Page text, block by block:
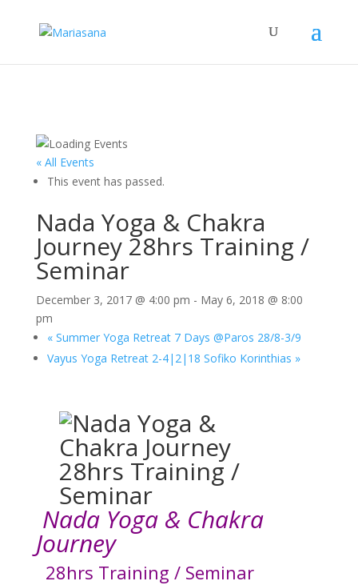
« All Events
This event has passed.
Nada Yoga & Chakra
Journey 28hrs Training /
Seminar
December 3, 2017 @ 4:00 pm - May 6, 2018 @ 8:00
pm
«Summer Yoga Retreat 7 Days @Paros 28/8-3/9
Vayus Yoga Retreat 2-4|2|18 Sofiko Korinthias »
Nada Yoga & Chakra
Journey
28hrs Training / Seminar